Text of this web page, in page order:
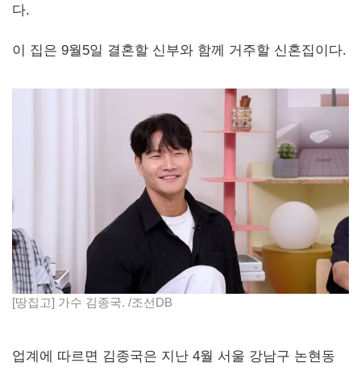
다.
이 집은 9월5일 결혼할 신부와 함께 거주할 신혼집이다.
[땅집고] 가수 김종국. /조선DB
업계에 따르면 김종국은 지난 4월 서울 강남구 논현동